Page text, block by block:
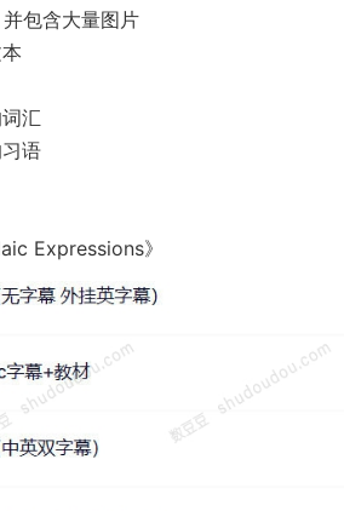
包含大量图片
汇
语
Expressions》